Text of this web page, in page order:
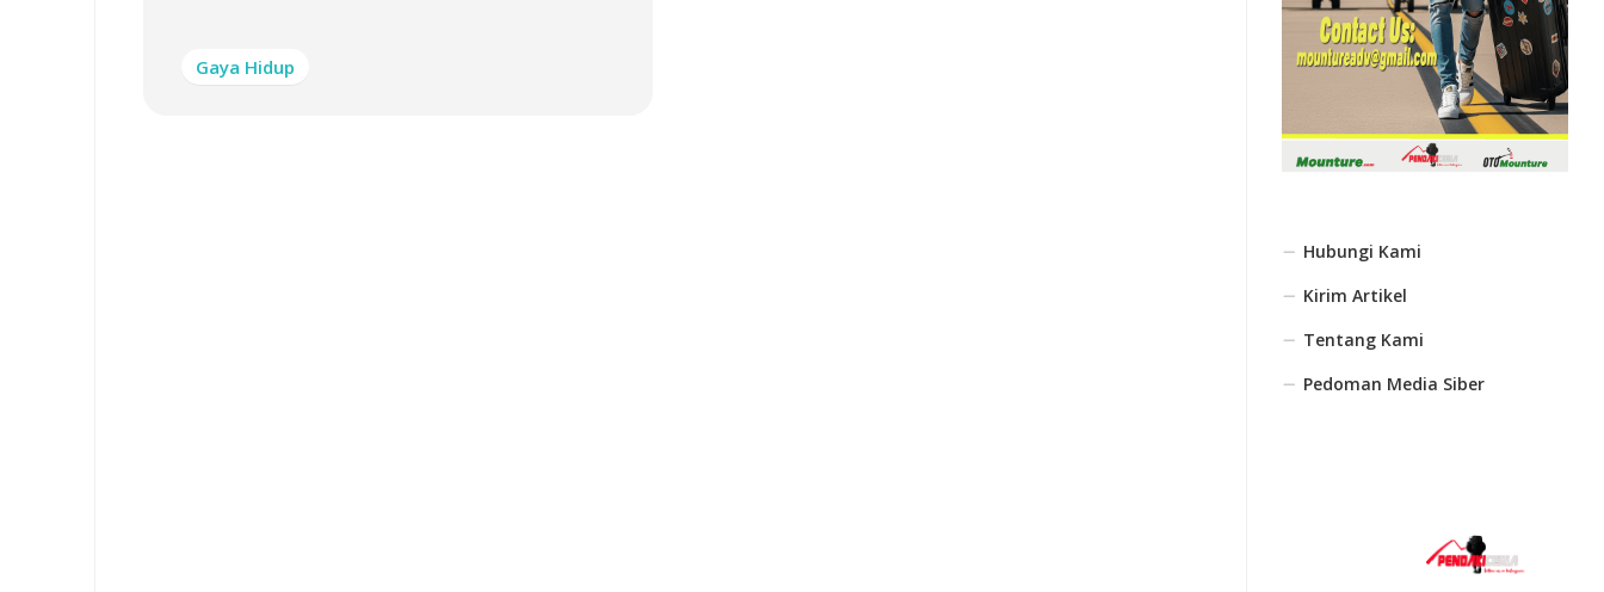
Gaya Hidup
Hubungi Kami
Kirim Artikel
Tentang Kami
Pedoman Media Siber